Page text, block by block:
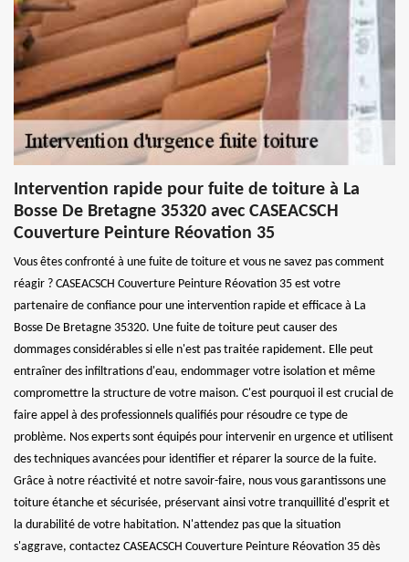
Intervention rapide pour fuite de toiture à La
Bosse De Bretagne 35320 avec CASEACSCH
Couverture Peinture Réovation 35
Vous êtes confronté à une fuite de toiture et vous ne savez pas comment
réagir ? CASEACSCH Couverture Peinture Réovation 35 est votre
partenaire de confiance pour une intervention rapide et efficace à La
Bosse De Bretagne 35320. Une fuite de toiture peut causer des
dommages considérables si elle n'est pas traitée rapidement. Elle peut
entraîner des infiltrations d'eau, endommager votre isolation et même
compromettre la structure de votre maison. C'est pourquoi il est crucial de
faire appel à des professionnels qualifiés pour résoudre ce type de
problème. Nos experts sont équipés pour intervenir en urgence et utilisent
des techniques avancées pour identifier et réparer la source de la fuite.
Grâce à notre réactivité et notre savoir-faire, nous vous garantissons une
toiture étanche et sécurisée, préservant ainsi votre tranquillité d'esprit et
la durabilité de votre habitation. N'attendez pas que la situation
s'aggrave, contactez CASEACSCH Couverture Peinture Réovation 35 dès